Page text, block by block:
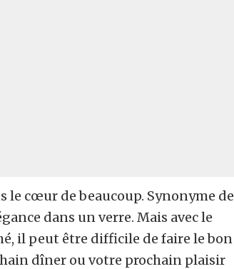
le cœur de beaucoup. Synonyme de
dans un verre. Mais avec le
il peut être difficile de faire le bon
dîner ou votre prochain plaisir